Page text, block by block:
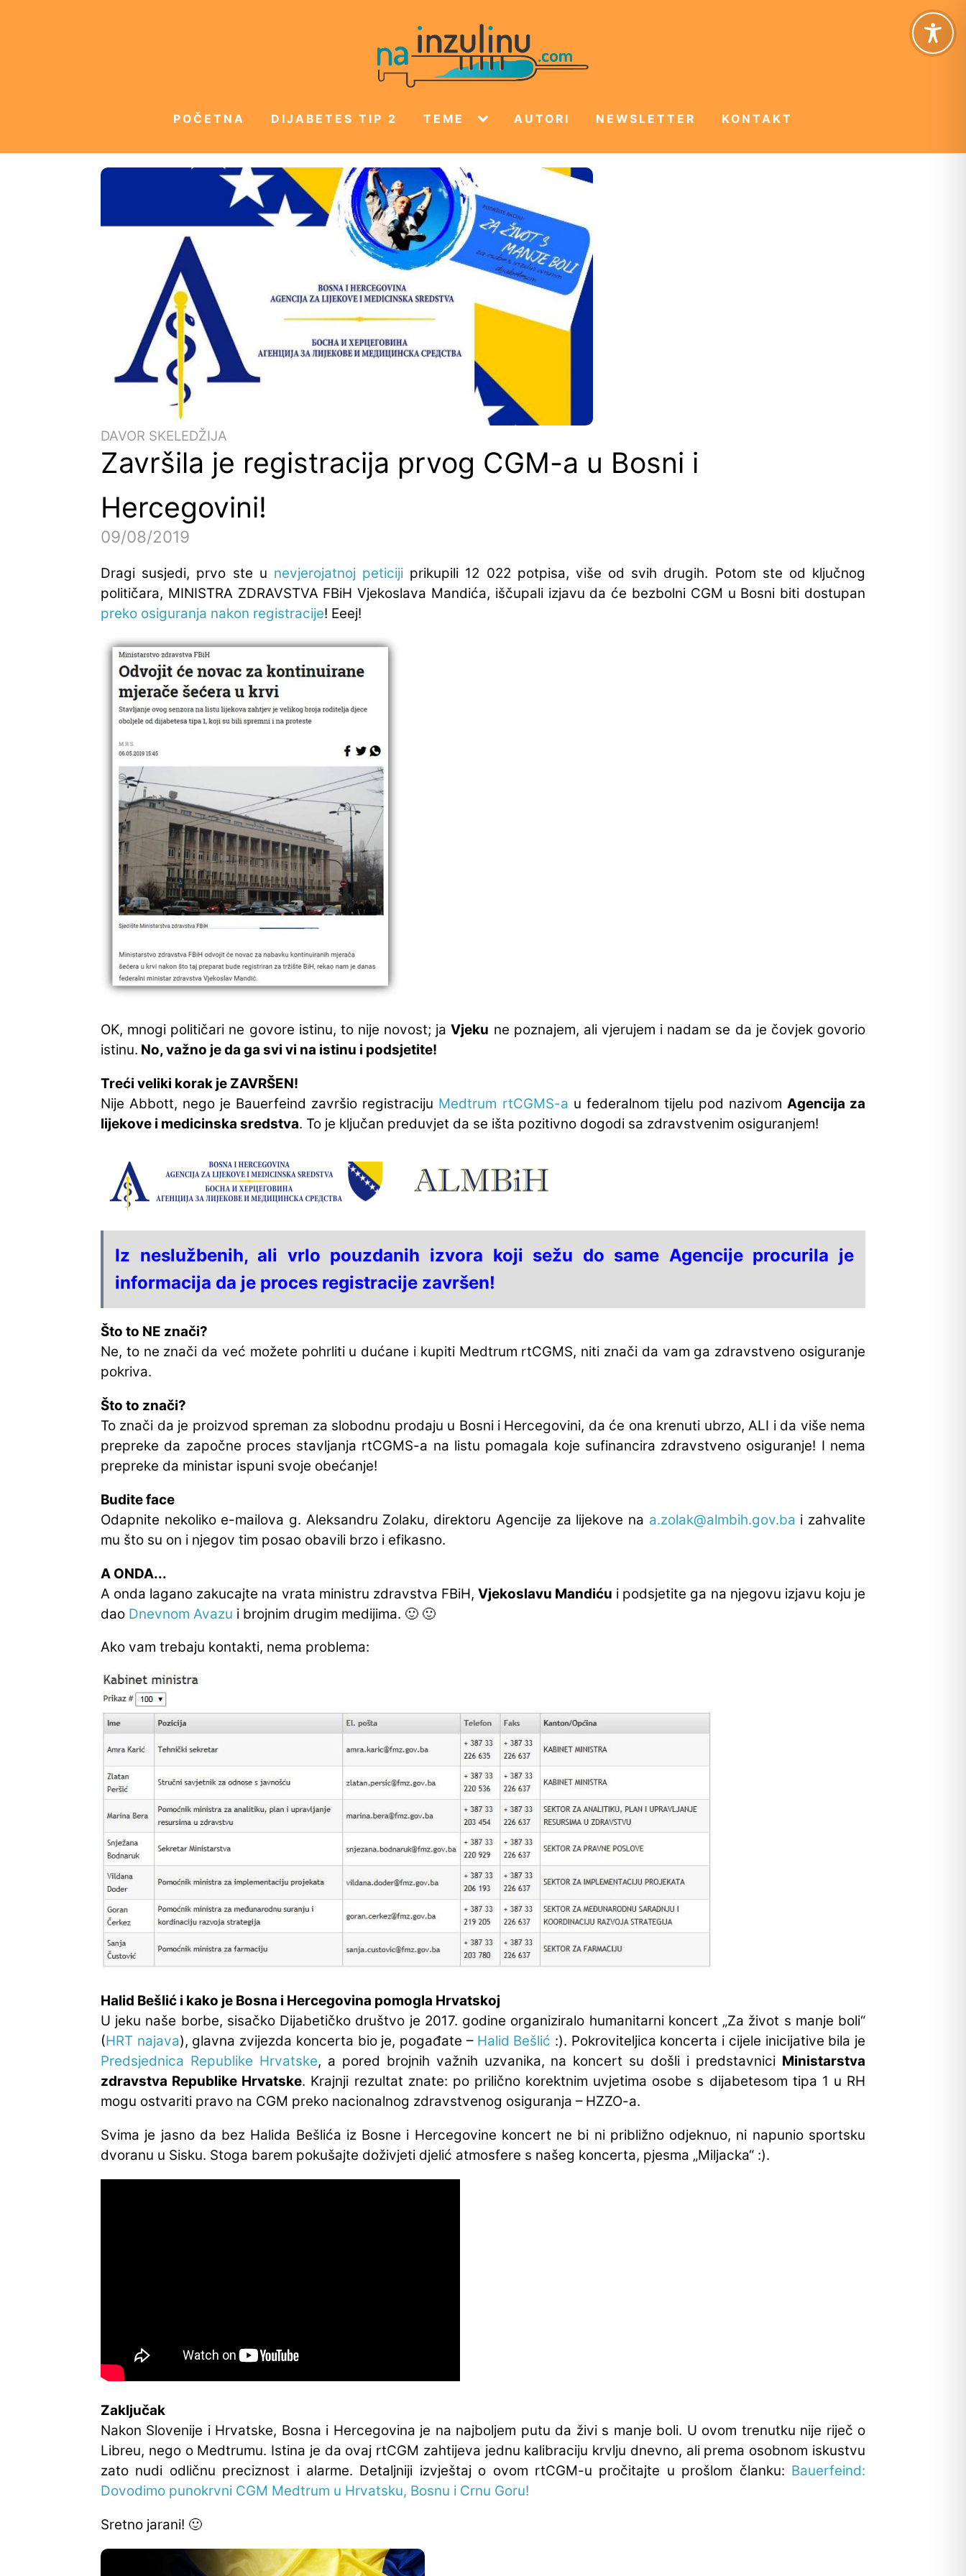
POČETNA DIJABETES TIP 2 TEME AUTORI NEWSLETTER KONTAKT
DAVOR SKELEDŽIJA
Završila je registracija prvog CGM-a u Bosni i
Hercegovini!
09/08/2019
Dragi susjedi, prvo ste u nevjerojatnoj peticiji prikupili 12 022 potpisa, više od svih drugih. Potom ste od ključnog
političara, MINISTRA ZDRAVSTVA FBiH Vjekoslava Mandića, iščupali izjavu da će bezbolni CGM u Bosni biti dostupan
preko osiguranja nakon registracije! Eeej!
OK, mnogi političari ne govore istinu, to nije novost; jaVjeku ne poznajem, ali vjerujem i nadam se da je čovjek govorio
istinu. No, važno je da ga svi vi na istinu i podsjetite!
Treći veliki korak je ZAVRŠEN!
Nije Abbott, nego je Bauerfeind završio registraciju Medtrum rtCGMS-a u federalnom tijelu pod nazivom Agencija za
lijekove i medicinska sredstva. To je ključan preduvjet da se išta pozitivno dogodi sa zdravstvenim osiguranjem!
Iz neslužbenih, ali vrlo pouzdanih izvora koji sežu do same Agencije procurila je
informacija da je proces registracije završen!
Što to NE znači?
Ne, to ne znači da već možete pohrliti u dućane i kupiti Medtrum rtCGMS, niti znači da vam ga zdravstveno osiguranje
pokriva.
Što to znači?
To znači da je proizvod spreman za slobodnu prodaju u Bosni i Hercegovini, da će ona krenuti ubrzo, ALI i da više nema
prepreke da započne proces stavljanja rtCGMS-a na listu pomagala koje sufinancira zdravstveno osiguranje! I nema
prepreke da ministar ispuni svoje obećanje!
Budite face
Odapnite nekoliko e-mailova g. Aleksandru Zolaku, direktoru Agencije za lijekove na a.zolak@almbih.gov.ba i zahvalite
mu što su on i njegov tim posao obavili brzo i efikasno.
A ONDA...
A onda lagano zakucajte na vrata ministru zdravstva FBiH, Vjekoslavu Mandiću i podsjetite ga na njegovu izjavu koju je
dao Dnevnom Avazu i brojnim drugim medijima. 🙂 🙂
Ako vam trebaju kontakti, nema problema:
Halid Bešlić i kako je Bosna i Hercegovina pomogla Hrvatskoj
U jeku naše borbe, sisačko Dijabetičko društvo je 2017. godine organiziralo humanitarni koncert „Za život s manje boli“
(HRT najava), glavna zvijezda koncerta bio je, pogađate – Halid Bešlić :). Pokroviteljica koncerta i cijele inicijative bila je
Predsjednica Republike Hrvatske, a pored brojnih važnih uzvanika, na koncert su došli i predstavnici Ministarstva
zdravstva Republike Hrvatske. Krajnji rezultat znate: po prilično korektnim uvjetima osobe s dijabetesom tipa 1 u RH
mogu ostvariti pravo na CGM preko nacionalnog zdravstvenog osiguranja – HZZO-a.
Svima je jasno da bez Halida Bešlića iz Bosne i Hercegovine koncert ne bi ni približno odjeknuo, ni napunio sportsku
dvoranu u Sisku. Stoga barem pokušajte doživjeti djelić atmosfere s našeg koncerta, pjesma „Miljacka“ :).
Zaključak
Nakon Slovenije i Hrvatske, Bosna i Hercegovina je na najboljem putu da živi s manje boli. U ovom trenutku nije riječ o
Libreu, nego o Medtrumu. Istina je da ovaj rtCGM zahtijeva jednu kalibraciju krvlju dnevno, ali prema osobnom iskustvu
zato nudi odličnu preciznost i alarme. Detaljniji izvještaj o ovom rtCGM-u pročitajte u prošlom članku: Bauerfeind:
Dovodimo punokrvni CGM Medtrum u Hrvatsku, Bosnu i Crnu Goru!
Sretno jarani! 🙂